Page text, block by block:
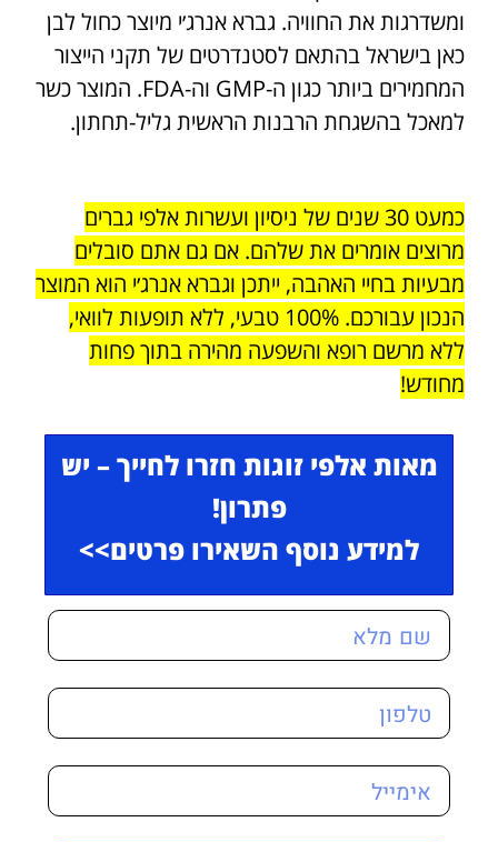
ומשדרגות את החוויה. גברא אנרג׳י מיוצר כחול לבן
כאן בישראל בהתאם לסטנדרטים של תקני הייצור
המחמירים ביותר כגון ה-GMP וה-FDA. המוצר כשר
למאכל בהשגחת הרבנות הראשית גליל-תחתון.
כמעט 30 שנים של ניסיון ועשרות אלפי גברים
מרוצים אומרים את שלהם. אם גם אתם סובלים
מבעיות בחיי האהבה, ייתכן וגברא אנרג׳י הוא המוצר
הנכון עבורכם. 100% טבעי, ללא תופעות לוואי,
ללא מרשם רופא והשפעה מהירה בתוך פחות
מחודש!
מאות אלפי זוגות חזרו לחייך – יש
פתרון!
למידע נוסף השאירו פרטים>>